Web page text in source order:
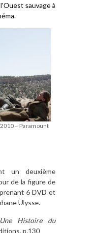
sauvage à
– Paramount
un deuxième
de la figure de
6 DVD et
Ulysse.
Une Histoire du
p.130